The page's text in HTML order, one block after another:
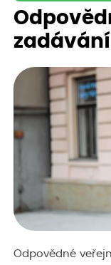
zadávání
Odpovědné